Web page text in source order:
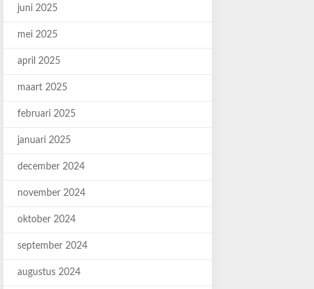
juni 2025
mei 2025
april 2025
maart 2025
februari 2025
januari 2025
december 2024
november 2024
oktober 2024
september 2024
augustus 2024